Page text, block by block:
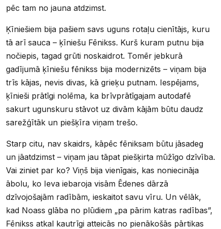
pēc tam no jauna atdzimst.
Ķīniešiem bija pašiem savs uguns rotaļu cienītājs, kuru
tā arī sauca – ķīniešu Fēnikss. Kurš kuram putnu bija
nočiepis, tagad grūti noskaidrot. Tomēr jebkurā
gadījumā ķīniešu fēnikss bija modernizēts – viņam bija
trīs kājas, nevis divas, kā grieķu putnam. Iespējams,
ķīnieši prātīgi nolēma, ka brīvprātīgajam autodafē
sakurt ugunskuru stāvot uz divām kājām būtu daudz
sarežģītāk un piešķīra viņam trešo.
Starp citu, nav skaidrs, kāpēc fēniksam būtu jāsadeg
un jāatdzimst – viņam jau tāpat piešķirta mūžīgo dzīvība.
Vai ziniet par ko? Viņš bija vienīgais, kas noniecināja
ābolu, ko Ieva iebaroja visām Ēdenes dārzā
dzīvojošajām radībām, ieskaitot savu vīru. Un vēlāk,
kad Noass glāba no plūdiem „pa pārim katras radības”,
Fēnikss atkal kautrīgi atteicās no pienākošās pārtikas